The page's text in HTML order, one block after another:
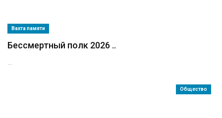
Вахта памяти
Бессмертный полк 2026 ..
...
Общество